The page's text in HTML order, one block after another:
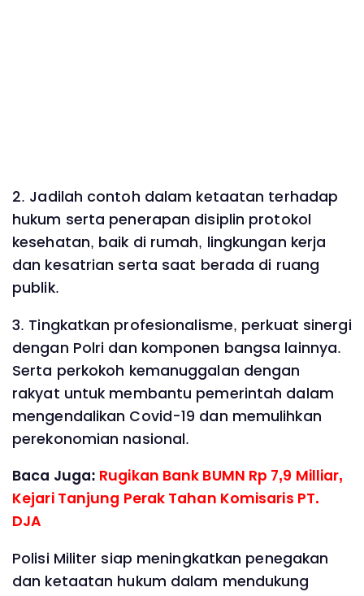
2. Jadilah contoh dalam ketaatan terhadap
hukum serta penerapan disiplin protokol
kesehatan, baik di rumah, lingkungan kerja
dan kesatrian serta saat berada di ruang
publik.
3. Tingkatkan profesionalisme, perkuat sinergi
dengan Polri dan komponen bangsa lainnya.
Serta perkokoh kemanuggalan dengan
rakyat untuk membantu pemerintah dalam
mengendalikan Covid-19 dan memulihkan
perekonomian nasional.
Baca Juga: Rugikan Bank BUMN Rp 7,9 Milliar,
Kejari Tanjung Perak Tahan Komisaris PT.
DJA
Polisi Militer siap meningkatkan penegakan
dan ketaatan hukum dalam mendukung